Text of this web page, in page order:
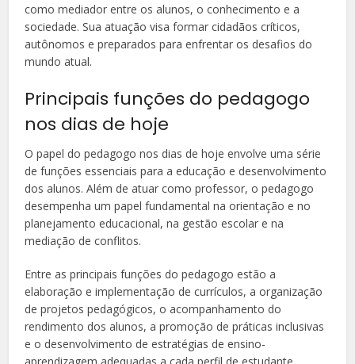
como mediador entre os alunos, o conhecimento e a
sociedade. Sua atuação visa formar cidadãos críticos,
autônomos e preparados para enfrentar os desafios do
mundo atual.
Principais funções do pedagogo
nos dias de hoje
O papel do pedagogo nos dias de hoje envolve uma série
de funções essenciais para a educação e desenvolvimento
dos alunos. Além de atuar como professor, o pedagogo
desempenha um papel fundamental na orientação e no
planejamento educacional, na gestão escolar e na
mediação de conflitos.
Entre as principais funções do pedagogo estão a
elaboração e implementação de currículos, a organização
de projetos pedagógicos, o acompanhamento do
rendimento dos alunos, a promoção de práticas inclusivas
e o desenvolvimento de estratégias de ensino-
aprendizagem adequadas a cada perfil de estudante.